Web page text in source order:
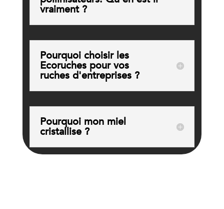
vraiment ?
Pourquoi choisir les
Ecoruches pour vos
ruches d'entreprises ?
Pourquoi mon miel
cristallise ?